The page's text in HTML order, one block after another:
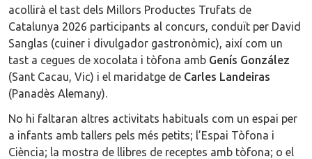
acollirà el tast dels Millors Productes Trufats de
Catalunya 2026 participants al concurs, conduït per David
Sanglas (cuiner i divulgador gastronòmic), així com un
tast a cegues de xocolata i tòfona amb Genís González
(Sant Cacau, Vic) i el maridatge de Carles Landeiras
(Panadès Alemany).
No hi faltaran altres activitats habituals com un espai per
a infants amb tallers pels més petits; l’Espai Tòfona i
Ciència; la mostra de llibres de receptes amb tòfona; o el